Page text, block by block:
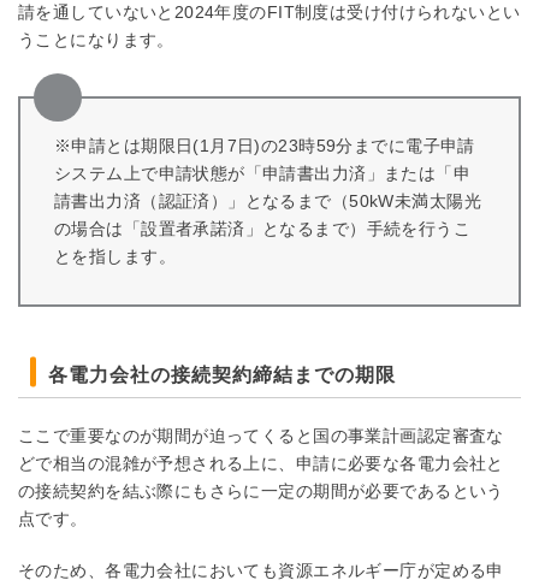
請を通していないと2024年度のFIT制度は受け付けられないとい
うことになります。
※申請とは期限日(1月7日)の23時59分までに電子申請
システム上で申請状態が「申請書出力済」または「申
請書出力済（認証済）」となるまで（50kW未満太陽光
の場合は「設置者承諾済」となるまで）手続を行うこ
とを指します。
各電力会社の接続契約締結までの期限
ここで重要なのが期間が迫ってくると国の事業計画認定審査な
どで相当の混雑が予想される上に、申請に必要な各電力会社と
の接続契約を結ぶ際にもさらに一定の期間が必要であるという
点です。
そのため、各電力会社においても資源エネルギー庁が定める申